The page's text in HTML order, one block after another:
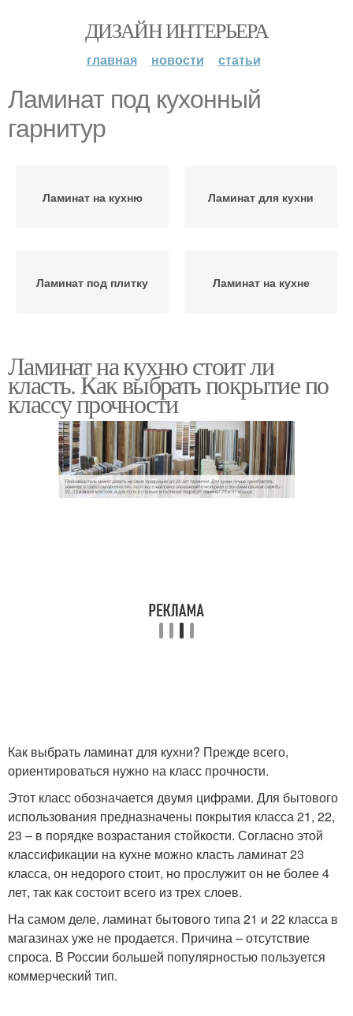
ДИЗАЙН ИНТЕРЬЕРА
главная новости статьи
Ламинат под кухонный
гарнитур
Ламинат на кухню Ламинат для кухни
Ламинат под плитку Ламинат на кухне
Ламинат на кухню стоит ли
класть. Как выбрать покрытие по
классу прочности
Как выбрать ламинат для кухни? Прежде всего,
ориентироваться нужно на класс прочности.
Этот класс обозначается двумя цифрами. Для бытового
использования предназначены покрытия класса 21, 22,
23 – в порядке возрастания стойкости. Согласно этой
классификации на кухне можно класть ламинат 23
класса, он недорого стоит, но прослужит он не более 4
лет, так как состоит всего из трех слоев.
На самом деле, ламинат бытового типа 21 и 22 класса в
магазинах уже не продается. Причина – отсутствие
спроса. В России большей популярностью пользуется
коммерческий тип.